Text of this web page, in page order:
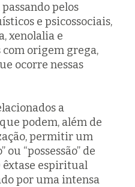
pelos
e psicossociais,
,xenolalia e
com origem grega,
ocorre nessas
a
podem, além de
permitir um
ou “possessão” de
êxtase espiritual
por uma intensa